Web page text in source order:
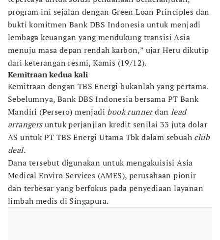
program ini sejalan dengan Green Loan Principles dan
bukti komitmen Bank DBS Indonesia untuk menjadi
lembaga keuangan yang mendukung transisi Asia
menuju masa depan rendah karbon,” ujar Heru dikutip
dari keterangan resmi, Kamis (19/12).
Kemitraan kedua kali
Kemitraan dengan TBS Energi bukanlah yang pertama.
Sebelumnya, Bank DBS Indonesia bersama PT Bank
Mandiri (Persero) menjadi book runnerdan lead
arrangersuntuk perjanjian kredit senilai 33 juta dolar
AS untuk PT TBS Energi Utama Tbk dalam sebuah club
deal.
Dana tersebut digunakan untuk mengakuisisi Asia
Medical Enviro Services (AMES), perusahaan pionir
dan terbesar yang berfokus pada penyediaan layanan
limbah medis di Singapura.